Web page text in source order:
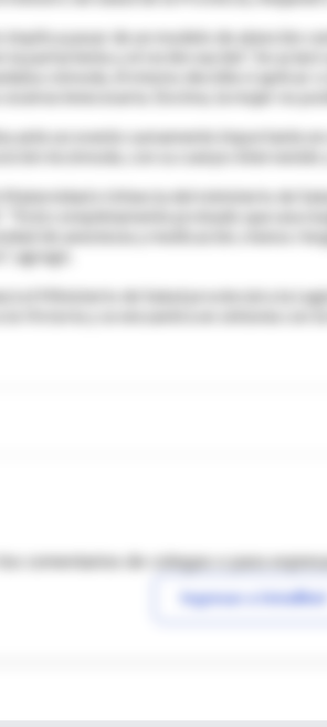
implica pasar de un modelo de atención
ante un evento sumamente importante
e Infancia del ministerio de
de anestesia y medicación, menos
el Ministerio de Salud provincial a la
los comentarios de colegas o para
Ingresar a IntraMed